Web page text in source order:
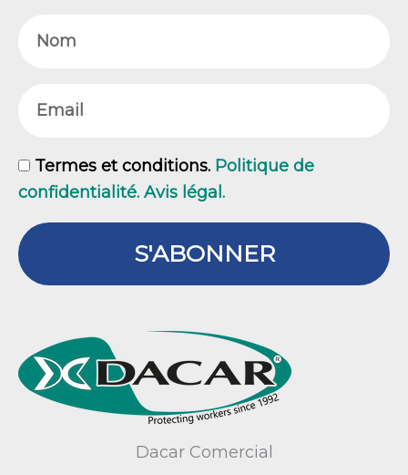
GDPR
Termes et conditions. Politique de
confidentialité. Avis légal.
S'ABONNER
Dacar Comercial